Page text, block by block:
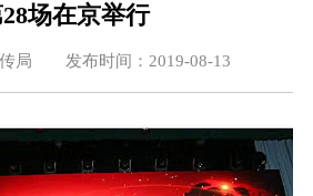
场在京举行
传局 发布时间：2019-08-13